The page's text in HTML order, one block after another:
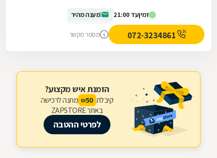
משנות...
זמיןעד 21:00 מענה מהיר
מספר מקשר
הזמנת איש מקצוע?
קיבלת 50
₪ מתנה לרכישה
באתר ZAPSTORE
לפרטי ההטבה